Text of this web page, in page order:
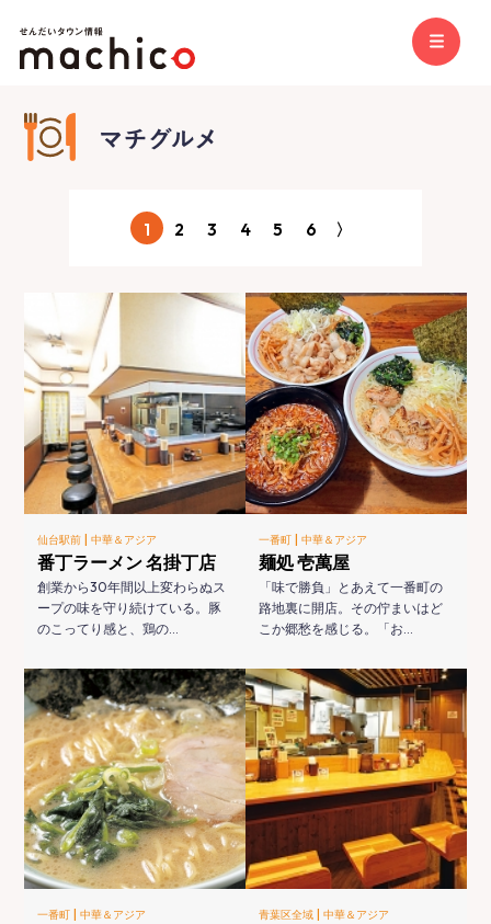
1 2 3 4 5 6 〉
仙台駅前 |中華＆アジア
番丁ラーメン 名掛丁店
創業から30年間以上変わらぬス
ープの味を守り続けている。豚
のこってり感と、鶏の…
一番町 | 中華＆アジア
麺処 壱萬屋
「味で勝負」とあえて一番町の
路地裏に開店。その佇まいはど
こか郷愁を感じる。「お…
一番町 |中華＆アジア 青葉区全域 | 中華＆アジア